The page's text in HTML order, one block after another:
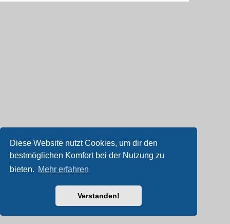
Diese Website nutzt Cookies, um dir den
bestmöglichen Komfort bei der Nutzung zu
bieten. Mehr erfahren
Verstanden!